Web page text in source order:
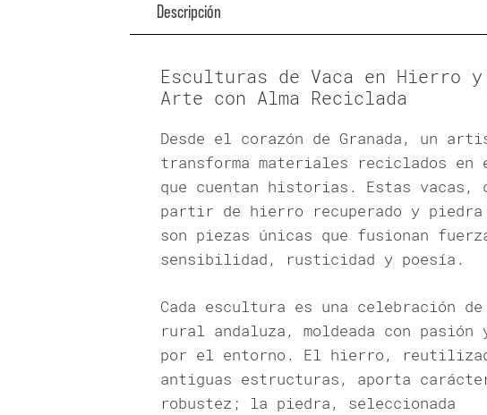
Descripción
Esculturas de Vaca en Hierro
Arte con Alma Reciclada
Desde el corazón de Granada, un
transforma materiales reciclados en
que cuentan historias. Estas vacas,
partir de hierro recuperado y
son piezas únicas que fusionan
sensibilidad, rusticidad y poesía.
Cada escultura es una celebración
rural andaluza, moldeada con pasión
por el entorno. El hierro,
antiguas estructuras, aporta
robustez; la piedra, seleccionada